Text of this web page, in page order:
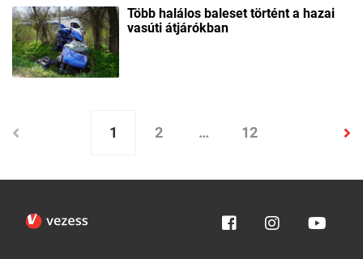
Több halálos baleset történt a hazai
vasúti átjárókban
1 2 … 12